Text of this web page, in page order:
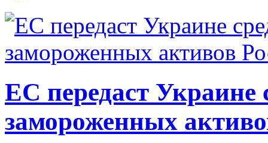
ЕС передаст Украине
замороженных